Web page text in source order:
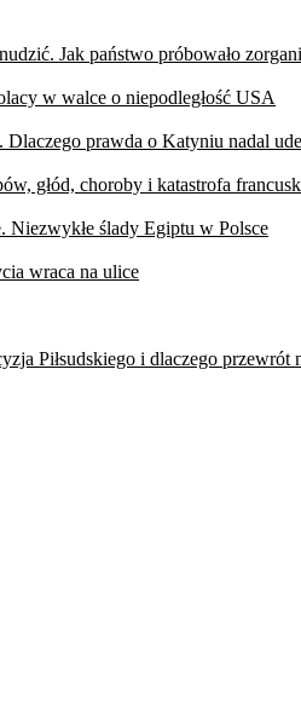
Jak państwo próbowało
w walce o niepodległość USA
prawda o Katyniu nadal
głód, choroby i katastrofa
ślady Egiptu w Polsce
wraca na ulice
Piłsudskiego i dlaczego przewrót